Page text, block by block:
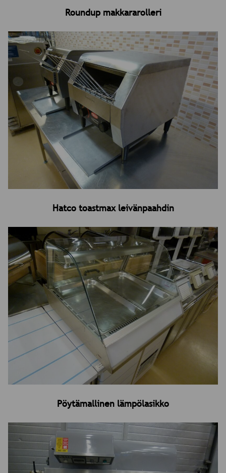
Roundup makkararolleri
Hatco toastmax leivänpaahdin
Pöytämallinen lämpölasikko